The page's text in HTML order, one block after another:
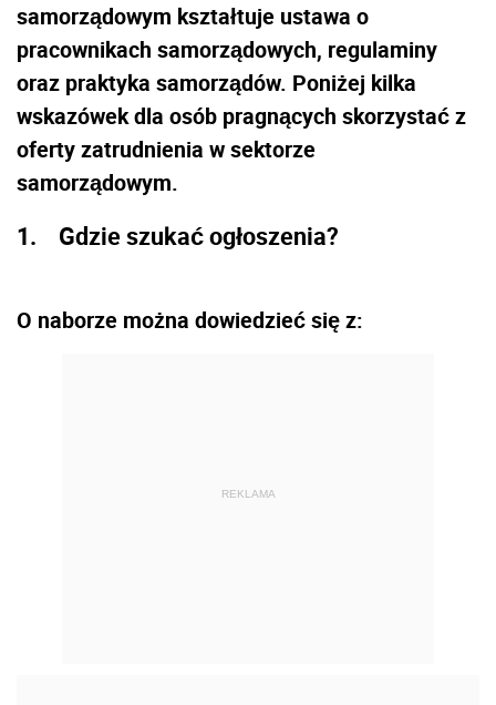
samorządowym kształtuje ustawa o
pracownikach samorządowych, regulaminy
oraz praktyka samorządów. Poniżej kilka
wskazówek dla osób pragnących skorzystać z
oferty zatrudnienia w sektorze
samorządowym.
1. Gdzie szukać ogłoszenia?
O naborze można dowiedzieć się z:
REKLAMA